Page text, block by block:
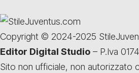
Copyright © 2024-2025
Editor Digital Studio – P.Iva
Sito non ufficiale, non autorizzato